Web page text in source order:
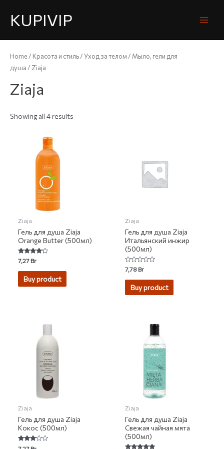
KUPIVIP
Home / Красота и стиль/Уход за телом/ Мыло, гели для
душа / Ziaja
Ziaja
Showing all 4 results
Ziaja
Гель для душа Ziaja
Orange Butter (500мл)
Rated
4.00
out of 5
7,27Br
Buy product
Ziaja
Гель для душа Ziaja
Итальянский инжир
(500мл)
Rated
0
out
7,78Br
Buy product
Ziaja
Гель для душа Ziaja
Кокос (500мл)
Rated
Ziaja
Гель для душа Ziaja
Свежая чайная мята
(500мл)